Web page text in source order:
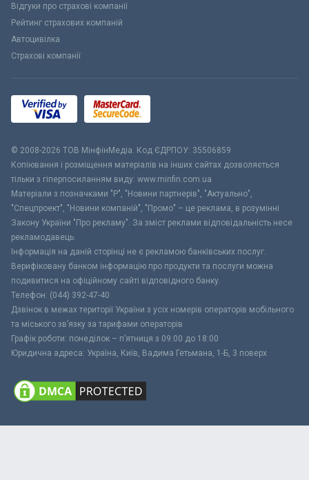
Відгуки про страхові компанії
Рейтинг страхових компаній
Автоцивілка
Страхові компанії
© 2008-2026 ТОВ МiнфiнМедiа. Код ЄДРПОУ: 35506859
Копіювання і розміщення матеріалів на інших сайтах дозволяється
тільки з гіперпосиланням виду: www.minfin.com.ua
Матеріали з позначками "Р", "Новини партнерів", "Актуально",
"Спецпроект", "Новини компаній", "Промо" – це реклама, в розумінні
Закону України "Про рекламу". За зміст реклами відповідальність несе
рекламодавець.
Інформація на даній сторінці не є рекламою банківських послуг.
Верифіковану банком інформацію про продукти та послуги можна
подивитися на офіційному сайті відповідного банку.
Телефон: (044) 392-47-40
Дзвінок в межах території України з усіх номерів операторів мобільного
та міського зв’язку за тарифами операторів
Графік роботи: понеділок – п’ятниця з 09:00 до 18:00
Юридична адреса: Україна, Київ, Вадима Гетьмана, 1-Б, 3 поверх